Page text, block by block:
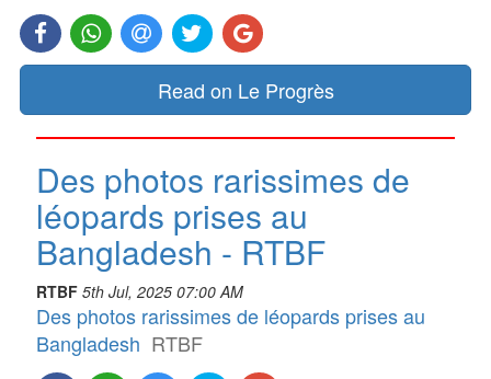
Read on Le Progrès
Des photos rarissimes de
léopards prises au
Bangladesh - RTBF
RTBF 5th Jul, 2025 07:00 AM
Des photos rarissimes de léopards prises au
Bangladesh RTBF